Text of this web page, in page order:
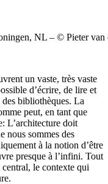
NL – © Pieter van
un vaste, très vaste
d’écrire, de lire et
bibliothèques. La
peut, en tant que
L’architecture doit
nous sommes des
à la notion d’être
presque à l’infini. Tout
central, le contexte qui